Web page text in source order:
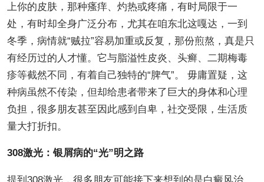
上你的皮肤，那种瘙痒、灼热或疼痛，有时局限于一
处，有时却全身广泛分布，尤其在咱东北这嘎达，一到
冬季，病情就“贼拉”容易加重或反复，那份煎熬，真是只
有经历过的人才懂。它与脂溢性皮炎、头癣、二期梅毒
疹等截然不同，有着自己独特的“脾气”。 毋庸置疑，这
种病虽然不传染，但却给患者带来了巨大的身体和心理
负担，很多朋友甚至因此感到自卑，社交受限，生活质
量大打折扣。
308激光：银屑病的“光”明之路
提到308激光，很多朋友可能接下来想到的是白癜风治